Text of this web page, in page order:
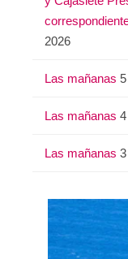
2026
Las mañanas
Las mañanas
Las mañanas